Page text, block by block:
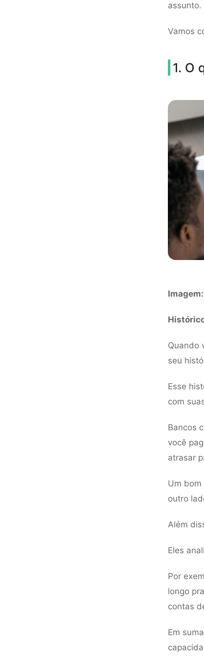
assunto.
Vamos
1. O
Imagem:
Quando
seu
Esse
com
Bancos
você
atrasar
Um
outro
Além
Eles
Por
longo
contas
Em